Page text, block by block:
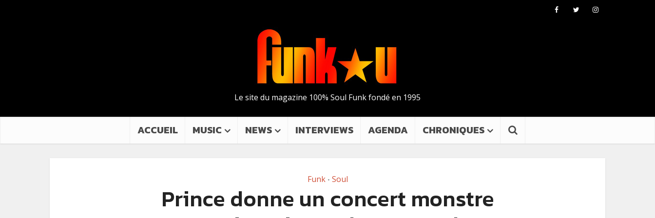
Le site du magazine 100% Soul Funk fondé en 1995
ACCUEIL MUSIC NEWS INTERVIEWS AGENDA CHRONIQUES
Funk • Soul
Prince donne un concert monstre